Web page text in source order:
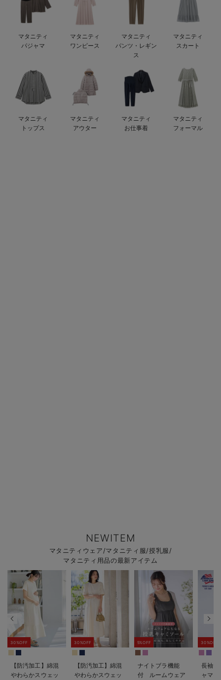
入院準備の持ち物チェック
マタニティ
パジャマ
マタニティ
ワンピース
マタニティ
パンツ・レギン
ス
マタニティ
スカート
マタニティ
トップス
マタニティ
アウター
マタニティ
お仕事着
マタニティ
フォーマル
NEWITEM
マタニティウェア/マタニティ服/授乳服/
マタニティ用品の最新アイテム
30%OFF
【防汚加工】綿混
やわらかスウェッ
30%OFF
【防汚加工】綿混
やわらかスウェッ
5%OFF
ナイトブラ機能
付 ルームウェア
30%OFF
長袖サ
ャマ